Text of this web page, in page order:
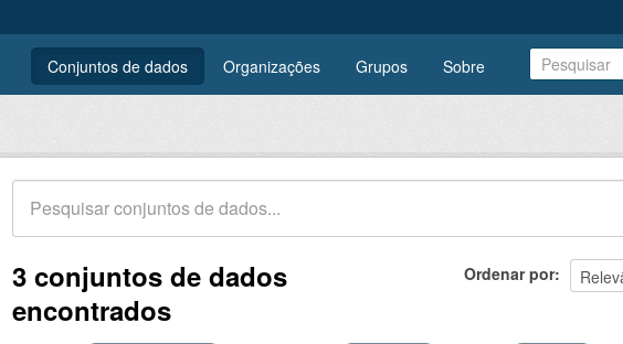
Conjuntos de dados Organizações Grupos Sobre
Ordenar por
3 conjuntos de dados
encontrados